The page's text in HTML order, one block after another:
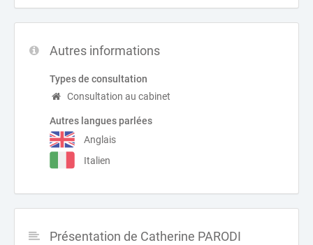
Autres informations
Types de consultation
Consultation au cabinet
Autres langues parlées
Anglais
Italien
Présentation de Catherine PARODI